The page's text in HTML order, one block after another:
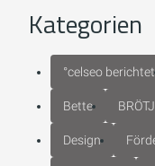
Kategorien
°celseo berichtet
Bette
Design